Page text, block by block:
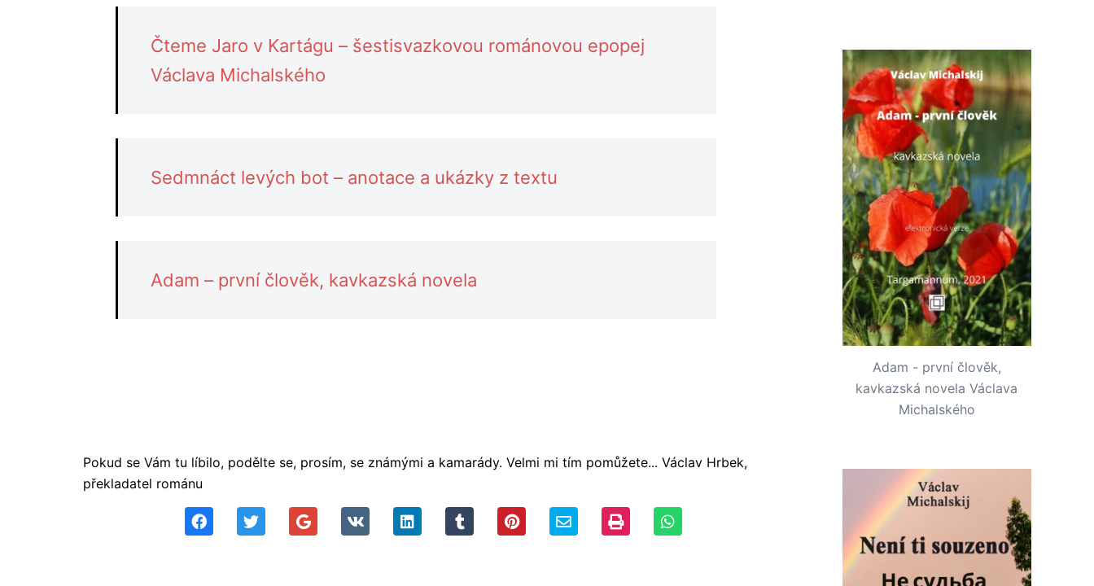
Čteme Jaro v Kartágu – šestisvazkovou románovou epopej
Václava Michalského
Sedmnáct levých bot – anotace a ukázky z textu
Adam – první člověk, kavkazská novela
Pokud se Vám tu líbilo, podělte se, prosím, se známými a kamarády. Velmi mi tím pomůžete... Václav Hrbek,
překladatel románu
Adam - první člověk,
kavkazská novela Václava
Michalského